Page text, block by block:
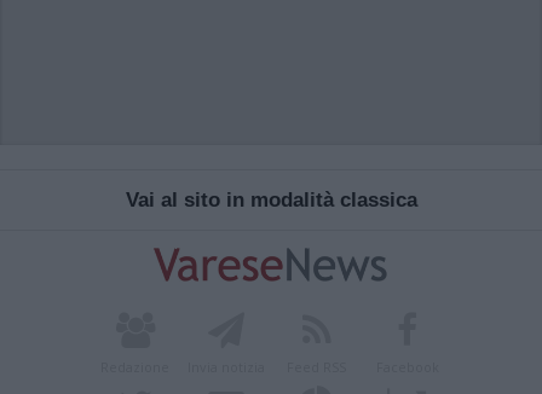
Vai al sito in modalità classica